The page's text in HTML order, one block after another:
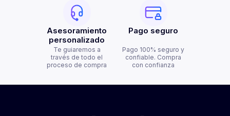
Asesoramiento
personalizado
Te guiaremos a
través de todo el
proceso de compra
Pago seguro
Pago 100% seguro y
confiable. Compra
con confianza